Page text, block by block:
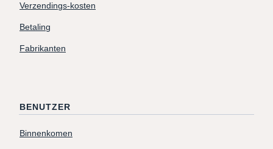
Verzendings-kosten
Betaling
Fabrikanten
BENUTZER
Binnenkomen